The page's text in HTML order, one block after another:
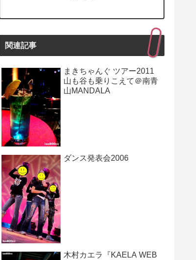
関連記事
まきちゃんぐ ツアー2011
山も谷も乗りこえて＠南青
山MANDALA
ダンス発表会2006
木村カエラ『KAELA WEB